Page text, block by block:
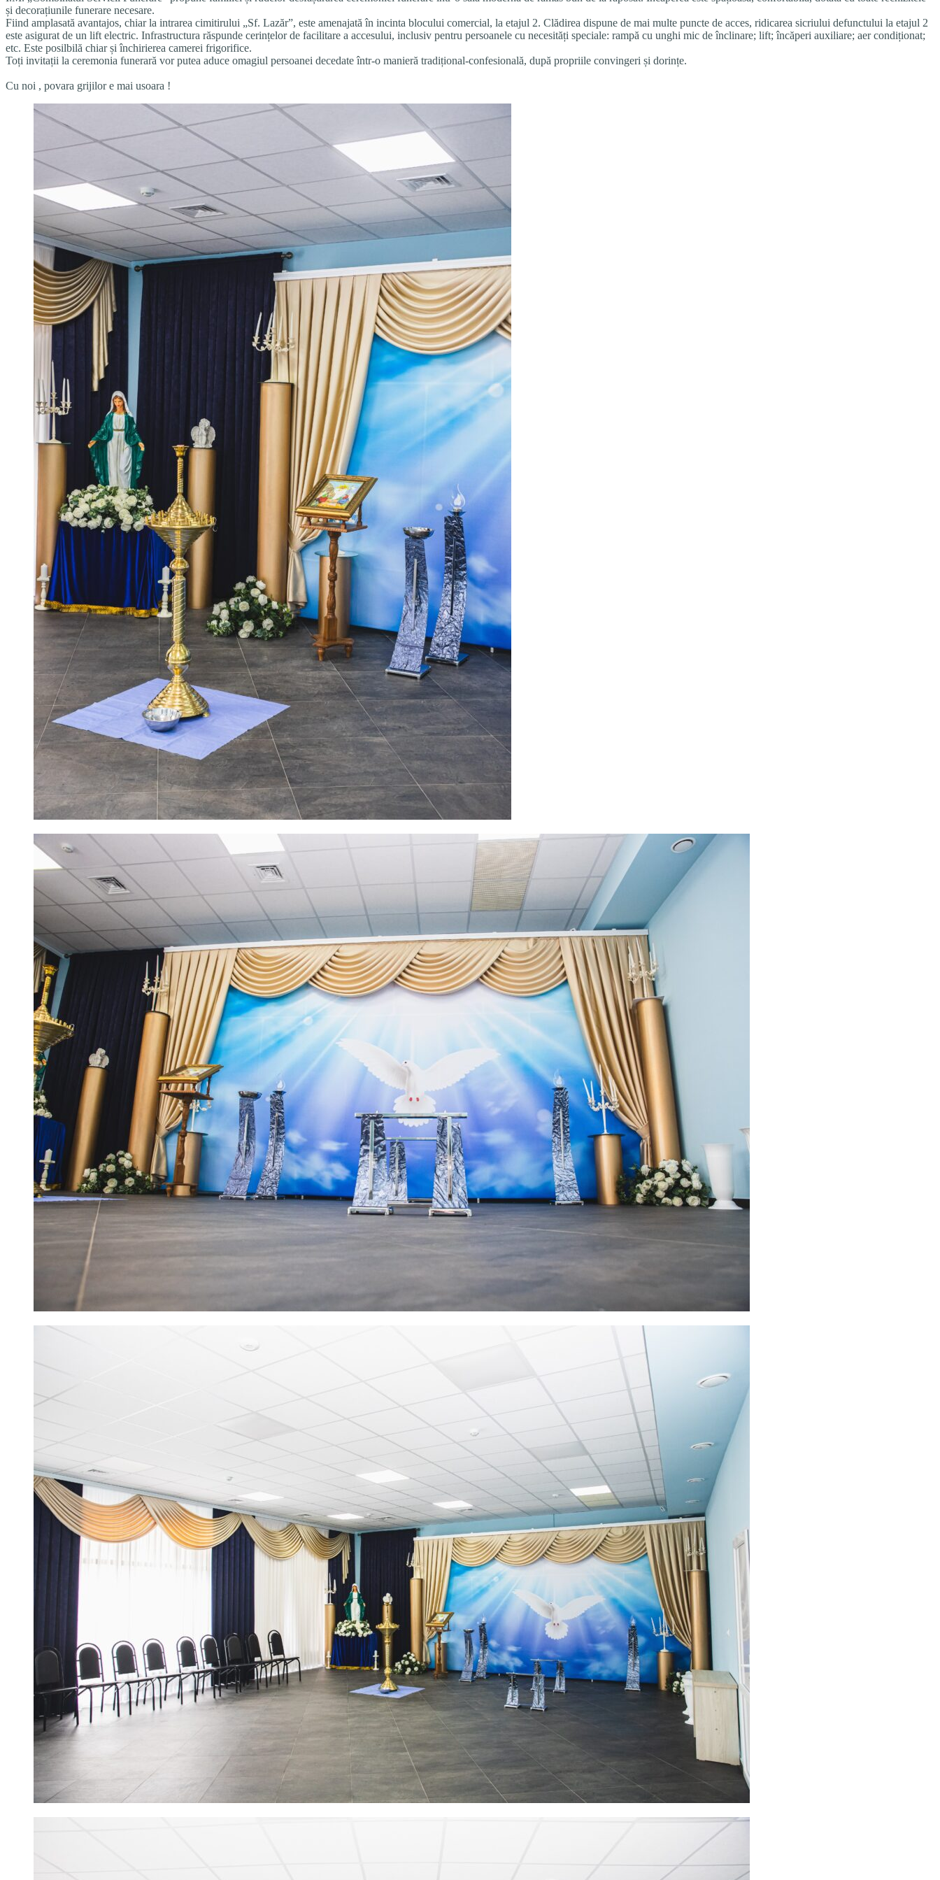
și decorațiunile funerare necesare.
Fiind amplasată avantajos, chiar la intrarea cimitirului „Sf. Lazăr”, este amenajată în incinta blocului comercial, la etajul 2. Clădirea dispune de mai multe puncte de acces, ridicarea sicriului defunctului la etajul 2
este asigurat de un lift electric. Infrastructura răspunde cerințelor de facilitare a accesului, inclusiv pentru persoanele cu necesități speciale: rampă cu unghi mic de înclinare; lift; încăperi auxiliare; aer condiționat;
etc. Este posilbilă chiar și închirierea camerei frigorifice.
Toți invitații la ceremonia funerară vor putea aduce omagiul persoanei decedate într-o manieră tradițional-confesională, după propriile convingeri și dorințe.
Cu noi , povara grijilor e mai usoara !